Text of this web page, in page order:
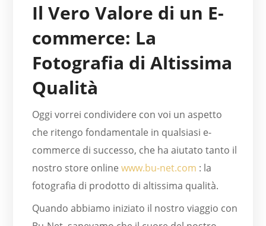
Il Vero Valore di un E-
commerce: La
Fotografia di Altissima
Qualità
Oggi vorrei condividere con voi un aspetto
che ritengo fondamentale in qualsiasi e-
commerce di successo, che ha aiutato tanto il
nostro store onlinewww.bu-net.com : la
fotografia di prodotto di altissima qualità.
Quando abbiamo iniziato il nostro viaggio con